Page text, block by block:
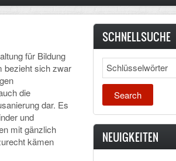
für Bildung
bezieht sich zwar
die
dar. Es
und
mit gänzlich
kämen
SCHNELLSUCHE
Search
NEUIGKEITEN